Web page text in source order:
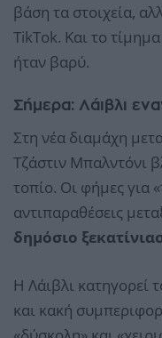
βάση τα στοιχεία,
TikTok. Και το
ήταν βαρύ.
Σήμερα: Λάιβλι
Στη νέα διαμάχη
Τζάστιν Μπαλντόνι
τοπίο. Οι φήμες για
αντιπαραθέσεις
δημόσιο
Η Λάιβλι κατηγορεί
και κακή